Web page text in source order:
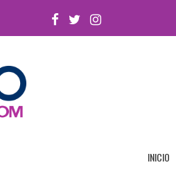
FACEBOOK
TWITTERINSTAGRAM
INICIO